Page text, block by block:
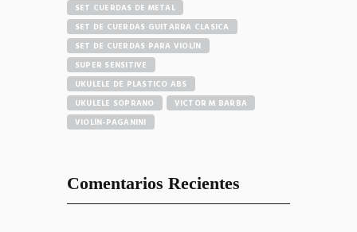
SET CUERDAS DE METAL
SET DE CUERDAS GUITARRA CLASICA
SET DE CUERDAS PARA VIOLÍN
SUPER SENSITIVE
UKULELE DE PLASTICO ABS
UKULELE SOPRANO
VICTOR M BARBA
VIOLÍN-PAGANINI
Comentarios Recientes